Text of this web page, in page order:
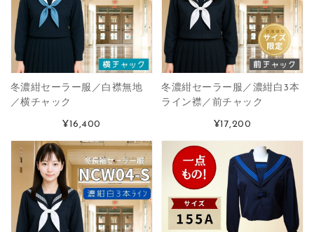
冬濃紺セーラー服／白襟無地
／横チャック
¥16,400
冬濃紺セーラー服／濃紺白3本
ライン襟／前チャック
¥17,200